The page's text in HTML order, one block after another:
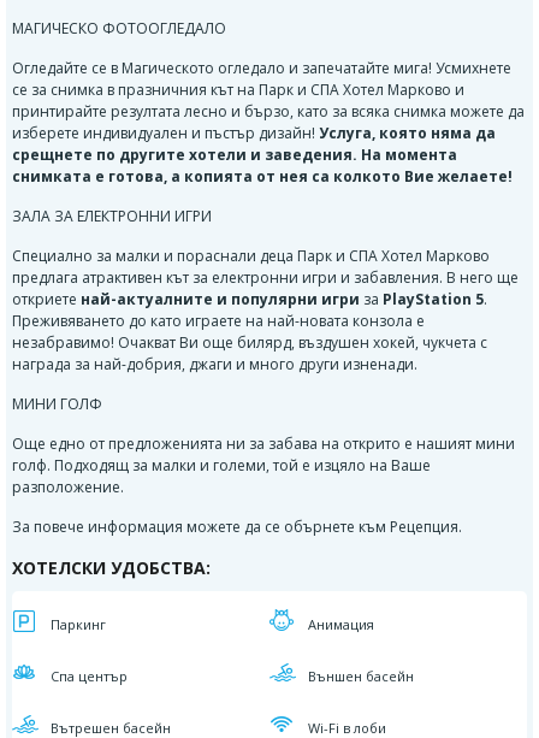
МАГИЧЕСКО ФОТООГЛЕДАЛО
Огледайте се в Магическото огледало и запечатайте мига! Усмихнете
се за снимка в празничния кът на Парк и СПА Хотел Марково и
принтирайте резултата лесно и бързо, като за всяка снимка можете да
изберете индивидуален и пъстър дизайн! Услуга, която няма да
срещнете по другите хотели и заведения. На момента
снимката е готова, а копията от нея са колкото Вие желаете!
ЗАЛА ЗА ЕЛЕКТРОННИ ИГРИ
Специално за малки и пораснали деца Парк и СПА Хотел Марково
предлага атрактивен кът за електронни игри и забавления. В него ще
откриете най-актуалните и популярни игри за PlayStation 5.
Преживяването до като играете на най-новата конзола е
незабравимо! Очакват Ви още билярд, въздушен хокей, чукчета с
награда за най-добрия, джаги и много други изненади.
МИНИ ГОЛФ
Още едно от предложенията ни за забава на открито е нашият мини
голф. Подходящ за малки и големи, той е изцяло на Ваше
разположение.
За повече информация можете да се обърнете към Рецепция.
ХОТЕЛСКИ УДОБСТВА:
Паркинг Aнимация
Спа център Външен басейн
Вътрешен басейн Wi-Fi в лоби